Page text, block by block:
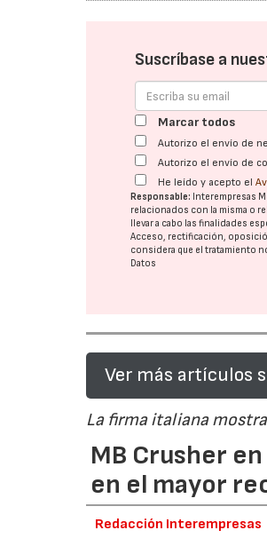
Suscríbase a
Marcar todos
Autorizo el envío de
Autorizo el envío de
He leído y acepto el
Responsable: Interempresas
relacionados con la misma o
llevar a cabo las finalidades
Acceso, rectificación,
considera que el tratamiento
Datos
Ver más artículos
La firma italiana
MB Crusher
en el mayor
Redacción Interempresas